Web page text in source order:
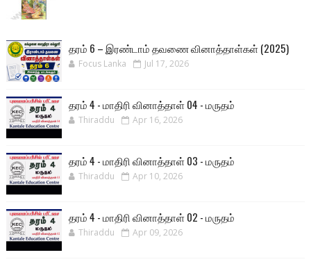
தரம் 6 – இரண்டாம் தவணை வினாத்தாள்கள் (2025)
Focus Lanka Jul 17, 2026
தரம் 4 - மாதிரி வினாத்தாள் 04 - மருதம்
Thiraddu Apr 16, 2026
தரம் 4 - மாதிரி வினாத்தாள் 03 - மருதம்
Thiraddu Apr 10, 2026
தரம் 4 - மாதிரி வினாத்தாள் 02 - மருதம்
Thiraddu Apr 09, 2026